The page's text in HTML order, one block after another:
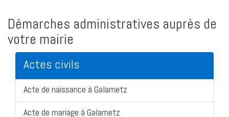
Démarches administratives auprès de
votre mairie
Actes civils
Acte de naissance à Galametz
Acte de mariage à Galametz